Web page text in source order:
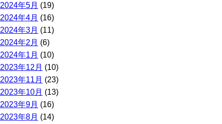
2024年5月 (19)
2024年4月 (16)
2024年3月 (11)
2024年2月 (6)
2024年1月 (10)
2023年12月 (10)
2023年11月 (23)
2023年10月 (13)
2023年9月 (16)
2023年8月 (14)